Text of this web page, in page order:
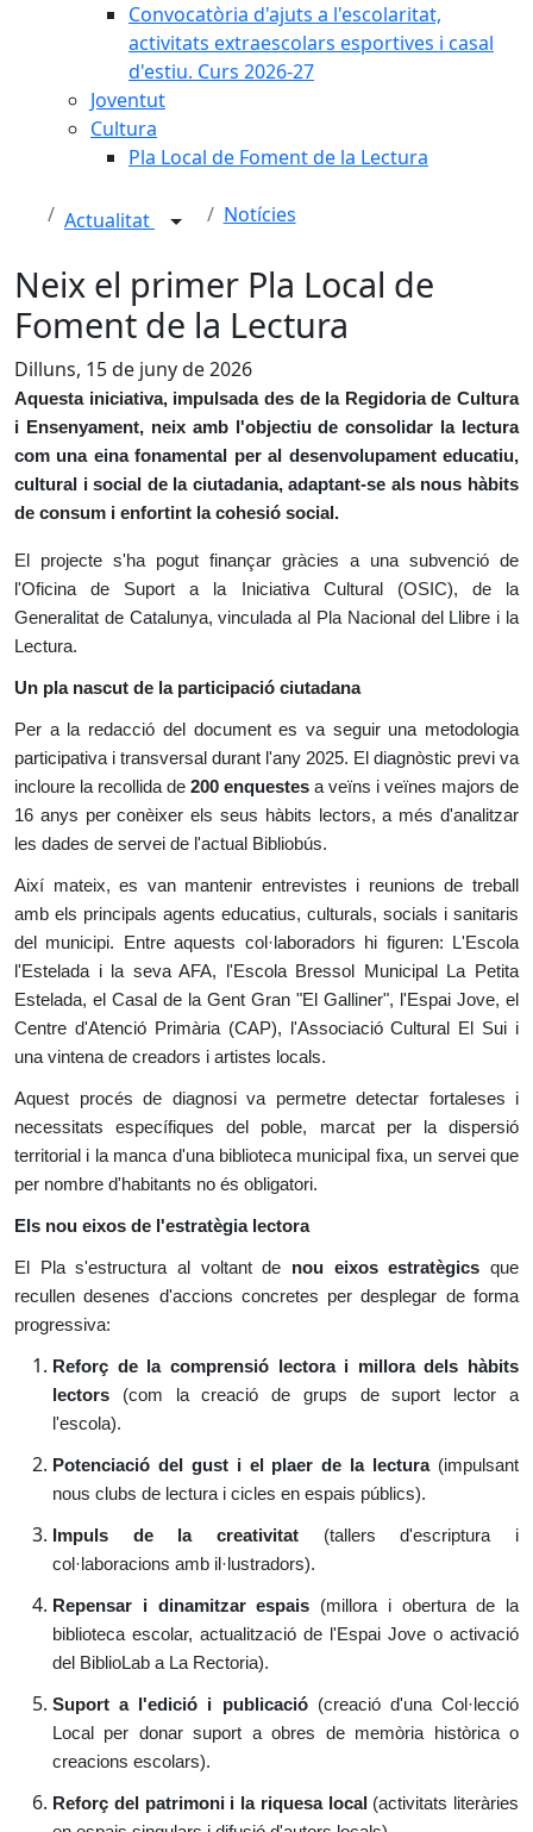
Convocatòria d'ajuts a l'escolaritat,
activitats extraescolars esportives i casal
d'estiu. Curs 2026-27
Joventut
Cultura
Pla Local de Foment de la Lectura
Actualitat Notícies
Neix el primer Pla Local de
Foment de la Lectura
Dilluns, 15 de juny de 2026
Aquesta iniciativa, impulsada des de la Regidoria de Cultura
i Ensenyament, neix amb l'objectiu de consolidar la lectura
com una eina fonamental per al desenvolupament educatiu,
cultural i social de la ciutadania, adaptant-se als nous hàbits
de consum i enfortint la cohesió social.
El projecte s'ha pogut finançar gràcies a una subvenció de
l'Oficina de Suport a la Iniciativa Cultural (OSIC), de la
Generalitat de Catalunya, vinculada al Pla Nacional del Llibre i la
Lectura.
Un pla nascut de la participació ciutadana
Per a la redacció del document es va seguir una metodologia
participativa i transversal durant l'any 2025. El diagnòstic previ va
incloure la recollida de 200 enquestes a veïns i veïnes majors de
16 anys per conèixer els seus hàbits lectors, a més d'analitzar
les dades de servei de l'actual Bibliobús.
Així mateix, es van mantenir entrevistes i reunions de treball
amb els principals agents educatius, culturals, socials i sanitaris
del municipi. Entre aquests col·laboradors hi figuren: L'Escola
l'Estelada i la seva AFA, l'Escola Bressol Municipal La Petita
Estelada, el Casal de la Gent Gran "El Galliner", l'Espai Jove, el
Centre d'Atenció Primària (CAP), l'Associació Cultural El Sui i
una vintena de creadors i artistes locals.
Aquest procés de diagnosi va permetre detectar fortaleses i
necessitats específiques del poble, marcat per la dispersió
territorial i la manca d'una biblioteca municipal fixa, un servei que
per nombre d'habitants no és obligatori.
Els nou eixos de l'estratègia lectora
El Pla s'estructura al voltant de nou eixos estratègics que
recullen desenes d'accions concretes per desplegar de forma
progressiva:
Reforç de la comprensió lectora i millora dels hàbits
lectors (com la creació de grups de suport lector a
l'escola).
Potenciació del gust i el plaer de la lectura(impulsant
nous clubs de lectura i cicles en espais públics).
Impuls de la creativitat (tallers d'escriptura i
col·laboracions amb il·lustradors).
Repensar i dinamitzar espais (millora i obertura de la
biblioteca escolar, actualització de l'Espai Jove o activació
del BiblioLab a La Rectoria).
Suport a l'edició i publicació(creació d'una Col·lecció
Local per donar suport a obres de memòria històrica o
creacions escolars).
Reforç del patrimoni i la riquesa local (activitats literàries